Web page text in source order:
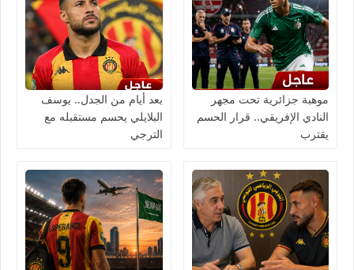
موهبة جزائرية تحت مجهر
النادي الإفريقي.. قرار الحسم
يقترب
بعد أيام من الجدل.. يوسف
البلايلي يحسم مستقبله مع
الترجي